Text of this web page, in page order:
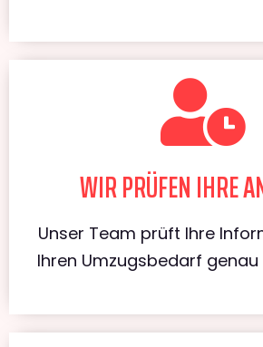
WIR PRÜFEN IHRE
Unser Team prüft Ihre
Ihren Umzugsbedarf genau